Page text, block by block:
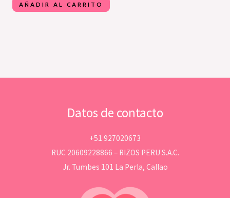
AÑADIR AL CARRITO
Datos de contacto
+51 927020673
RUC 20609228866 – RIZOS PERU S.A.C.
Jr. Tumbes 101 La Perla, Callao